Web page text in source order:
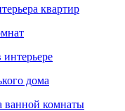
квартир
дома
ванной комнаты